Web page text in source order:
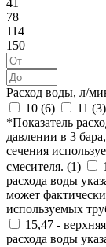
78
114
150
Расход воды, л/
10 (6) 11 (3)
*Показатель
давлении в 3
сечения
смесителя. (1)
расхода воды
может фактически
используемых
15,47 -
расхода воды